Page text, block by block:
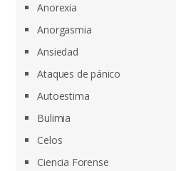
Anorexia
Anorgasmia
Ansiedad
Ataques de pánico
Autoestima
Bulimia
Celos
Ciencia Forense